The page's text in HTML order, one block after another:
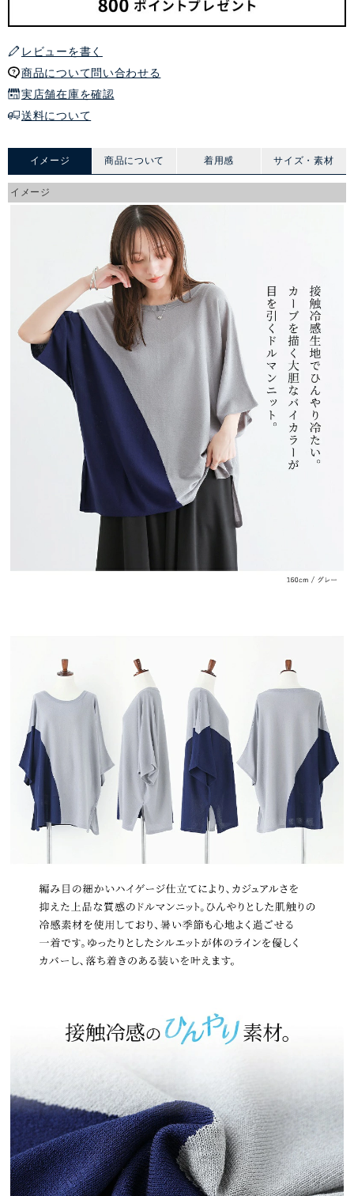
レビューを書く
商品について問い合わせる
実店舗在庫を確認
送料について
イメージ 商品について 着用感 サイズ・素材
イメージ